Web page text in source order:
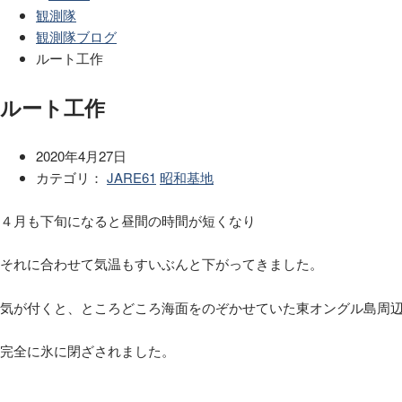
観測隊
観測隊ブログ
ルート工作
ルート工作
2020年4月27日
カテゴリ： JARE61 昭和基地
４月も下旬になると昼間の時間が短くなり
それに合わせて気温もすいぶんと下がってきました。
気が付くと、ところどころ海面をのぞかせていた東オングル島周
完全に氷に閉ざされました。